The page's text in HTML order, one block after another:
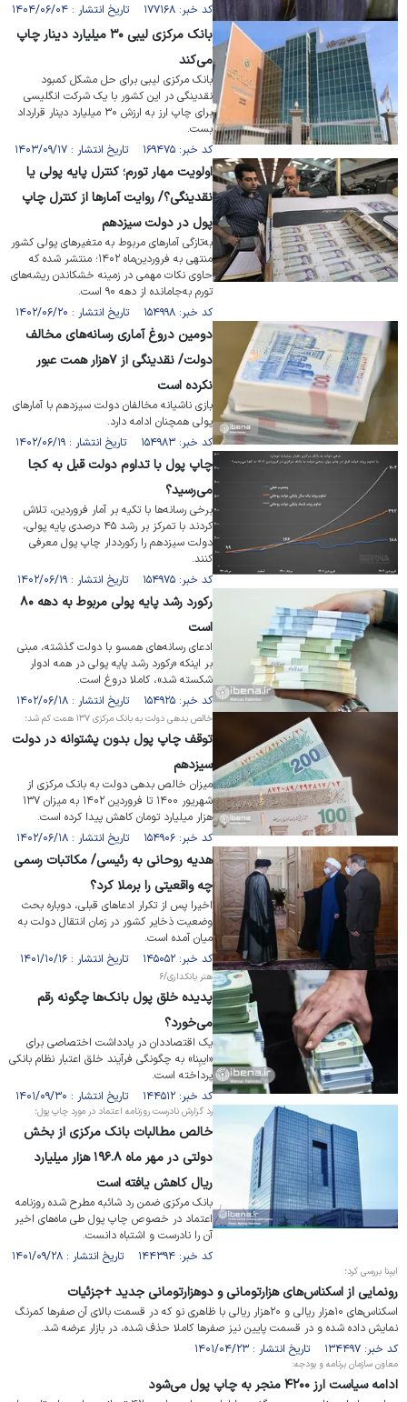
کد خبر: ۱۷۷۱۶۸ تاریخ انتشار : ۱۴۰۴/۰۶/۰۴
بانک مرکزی لیبی ۳۰ میلیارد دینار چاپ
می‌کند
بانک مرکزی لیبی برای حل مشکل کمبود
نقدینگی در این کشور با یک شرکت انگلیسی
برای چاپ ارز به ارزش ۳۰ میلیارد دینار قرارداد
بست.
کد خبر: ۱۶۹۴۷۵ تاریخ انتشار : ۱۴۰۳/۰۹/۱۷
اولویت مهار تورم؛ کنترل پایه پولی یا
نقدینگی؟/ روایت آمارها از کنترل چاپ
پول در دولت سیزدهم
به‌تازگی آمارهای مربوط به متغیرهای پولی کشور
منتهی به فروردین‌ماه ۱۴۰۲؛ منتشر شده که
حاوی نکات مهمی در زمینه خشکاندن ریشه‌های
تورم به‌جامانده از دهه ۹۰ است.
کد خبر: ۱۵۴۹۹۸ تاریخ انتشار : ۱۴۰۲/۰۶/۲۰
دومین دروغ آماری رسانه‌های مخالف
دولت/ نقدینگی از ۷هزار همت عبور
نکرده است
بازی ناشیانه مخالفان دولت سیزدهم با آمار‌های
پولی همچنان ادامه دارد.
کد خبر: ۱۵۴۹۸۳ تاریخ انتشار : ۱۴۰۲/۰۶/۱۹
چاپ پول با تداوم دولت قبل به کجا
می‌رسید؟
برخی رسانه‌ها با تکیه بر آمار فروردین، تلاش
کردند با تمرکز بر رشد ۴۵ درصدی پایه پولی،
دولت سیزدهم را رکورددار چاپ پول معرفی
کنند.
کد خبر: ۱۵۴۹۷۵ تاریخ انتشار : ۱۴۰۲/۰۶/۱۹
رکورد رشد پایه پولی مربوط به دهه ۸۰
است
ادعای رسانه‌های همسو با دولت گذشته، مبنی
بر اینکه «رکورد رشد پایه پولی در همه ادوار
شکسته شد»، کاملا دروغ است.
کد خبر: ۱۵۴۹۲۵ تاریخ انتشار : ۱۴۰۲/۰۶/۱۸
خالص بدهی دولت به بانک مرکزی ۱۳۷ همت کم شد؛
توقف چاپ پول بدون پشتوانه در دولت
سیزدهم
میزان خالص بدهی دولت به بانک مرکزی از
شهریور ۱۴۰۰ تا فروردین ۱۴۰۲ به میزان ۱۳۷
هزار میلیارد تومان کاهش پیدا کرده است.
کد خبر: ۱۵۴۹۰۶ تاریخ انتشار : ۱۴۰۲/۰۶/۱۸
هدیه روحانی به رئیسی/ مکاتبات رسمی
چه واقعیتی را برملا کرد؟
اخیرا پس از تکرار ادعاهای قبلی، دوباره بحث
وضعیت ذخایر کشور در زمان انتقال دولت به
میان آمده است.
کد خبر: ۱۴۵۰۵۲ تاریخ انتشار : ۱۴۰۱/۱۰/۱۶
هنر بانکداری/۶
پدیده خلق پول بانک‌ها چگونه رقم
می‌خورد؟
یک اقتصاددان در یادداشت اختصاصی برای
«ایبِنا» به چگونگی فرآیند خلق اعتبار نظام بانکی
پرداخته است.
کد خبر: ۱۴۴۵۱۲ تاریخ انتشار : ۱۴۰۱/۰۹/۳۰
رد گزارش نادرست روزنامه اعتماد در مورد چاپ پول؛
خالص مطالبات بانک مرکزی از بخش
دولتی در مهر ماه ۱۹۶.۸ هزار میلیارد
ریال کاهش یافته است
بانک مرکزی ضمن رد شائبه مطرح شده روزنامه
اعتماد در خصوص چاپ پول طی ماه‌های اخیر
آن را نادرست و اشتباه دانست.
کد خبر: ۱۴۴۳۹۴ تاریخ انتشار : ۱۴۰۱/۰۹/۲۸
ایبِنا بررسی کرد؛
رونمایی از اسکناس‌های هزارتومانی و دوهزارتومانی جدید +جزئیات
اسکناس‌های ۱۰هزار ریالی و ۲۰هزار ریالی با ظاهری نو که در قسمت بالای آن صفرها کمرنگ
نمایش داده شده و در قسمت پایین نیز صفرها کاملا حذف شده، در بازار عرضه شد.
کد خبر: ۱۳۴۴۹۷ تاریخ انتشار : ۱۴۰۱/۰۴/۲۳
معاون سازمان برنامه و بودجه:
ادامه سیاست ارز ۴۲۰۰ منجر به چاپ پول می‌شود